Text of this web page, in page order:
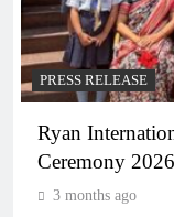
PRESS RELEASE
Ryan
Ceremony
3 months ago